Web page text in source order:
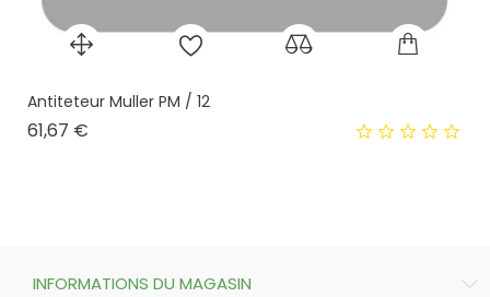
Antiteteur Muller PM / 12
61,67 €
INFORMATIONS DU MAGASIN